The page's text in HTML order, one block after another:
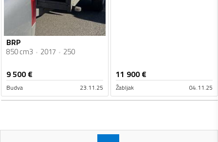
BRP
850 cm3 2017 250
9 500€
Budva 23.11.25
11 900€
Žabljak 04.11.25